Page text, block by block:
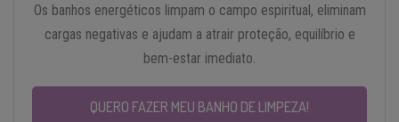
Os banhos energéticos limpam o campo espiritual, eliminam
cargas negativas e ajudam a atrair proteção, equilíbrio e
bem-estar imediato.
QUERO FAZER MEU BANHO DE LIMPEZA!